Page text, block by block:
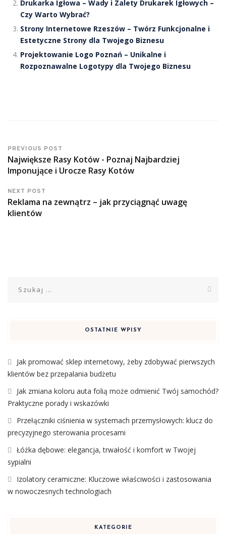
Drukarka Igłowa – Wady i Zalety Drukarek Igłowych –
Czy Warto Wybrać?
Strony Internetowe Rzeszów – Twórz Funkcjonalne i
Estetyczne Strony dla Twojego Biznesu
Projektowanie Logo Poznań – Unikalne i
Rozpoznawalne Logotypy dla Twojego Biznesu
PREVIOUS POST
Największe Rasy Kotów - Poznaj Najbardziej
Imponujące i Urocze Rasy Kotów
NEXT POST
Reklama na zewnątrz – jak przyciągnąć uwagę
klientów
OSTATNIE WPISY
Jak promować sklep internetowy, żeby zdobywać pierwszych
klientów bez przepalania budżetu
Jak zmiana koloru auta folią może odmienić Twój samochód?
Praktyczne porady i wskazówki
Przełączniki ciśnienia w systemach przemysłowych: klucz do
precyzyjnego sterowania procesami
Łóżka dębowe: elegancja, trwałość i komfort w Twojej
sypialni
Izolatory ceramiczne: Kluczowe właściwości i zastosowania
w nowoczesnych technologiach
KATEGORIE